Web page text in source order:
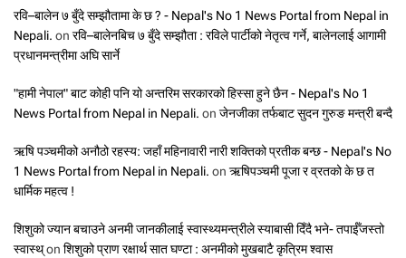
रवि–बालेन ७ बुँदे सम्झौतामा के छ ? - Nepal's No 1 News Portal from Nepal in
Nepali. on रवि–बालेनबिच ७ बुँदे सम्झौता : रविले पार्टीको नेतृत्व गर्ने, बालेनलाई आगामी
प्रधानमन्त्रीमा अघि सार्ने
"हामी नेपाल" बाट कोही पनि यो अन्तरिम सरकारको हिस्सा हुने छैन - Nepal's No 1
News Portal from Nepal in Nepali. on जेनजीका तर्फबाट सुदन गुरुङ मन्त्री बन्दै
ऋषि पञ्चमीको अनौठो रहस्य: जहाँ महिनावारी नारी शक्तिको प्रतीक बन्छ - Nepal's No
1 News Portal from Nepal in Nepali. on ऋषिपञ्चमी पूजा र व्रतको के छ त
धार्मिक महत्व !
शिशुको ज्यान बचाउने अनमी जानकीलाई स्वास्थ्यमन्त्रीले स्याबासी दिँदै भने- तपाईँजस्तो
स्वास्थ्on शिशुको प्राण रक्षार्थ सात घण्टा : अनमीको मुखबाटै कृत्रिम श्वास